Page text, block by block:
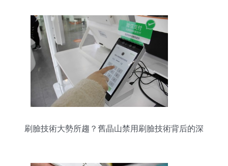
刷臉技術大勢所趨？舊晶山禁用刷臉技術背后的深